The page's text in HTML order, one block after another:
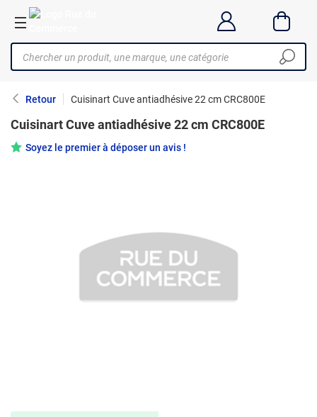
Retour Cuisinart Cuve antiadhésive 22 cm CRC800E
Cuisinart Cuve antiadhésive 22 cm CRC800E
Soyez le premier à déposer un avis !